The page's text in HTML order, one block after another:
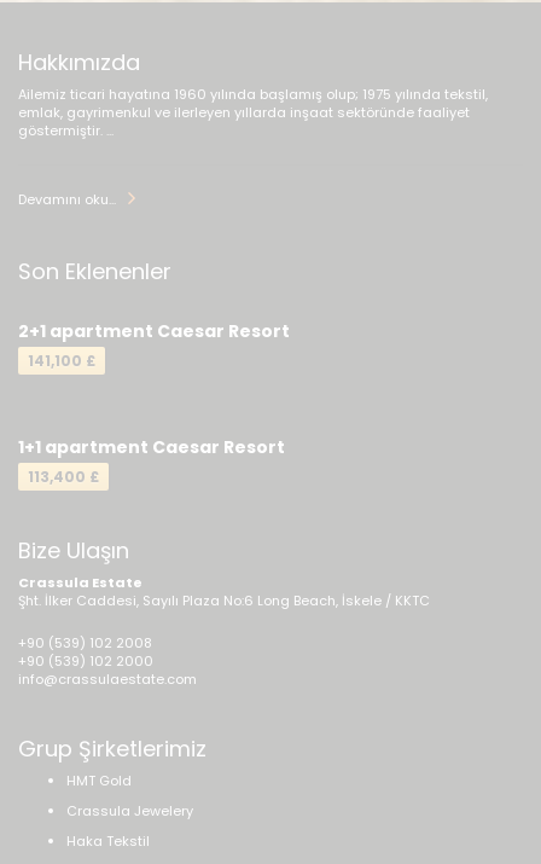
Hakkımızda
Ailemiz ticari hayatına 1960 yılında başlamış olup; 1975 yılında tekstil,
emlak, gayrimenkul ve ilerleyen yıllarda inşaat sektöründe faaliyet
göstermiştir. ...
Devamını oku...
Son Eklenenler
2+1 apartment Caesar Resort
141,100 £
1+1 apartment Caesar Resort
113,400 £
Bize Ulaşın
Crassula Estate
Şht. İlker Caddesi, Sayılı Plaza No:6 Long Beach, İskele / KKTC
+90 (539) 102 2008
+90 (539) 102 2000
info@crassulaestate.com
Grup Şirketlerimiz
HMT Gold
Crassula Jewelery
Haka Tekstil